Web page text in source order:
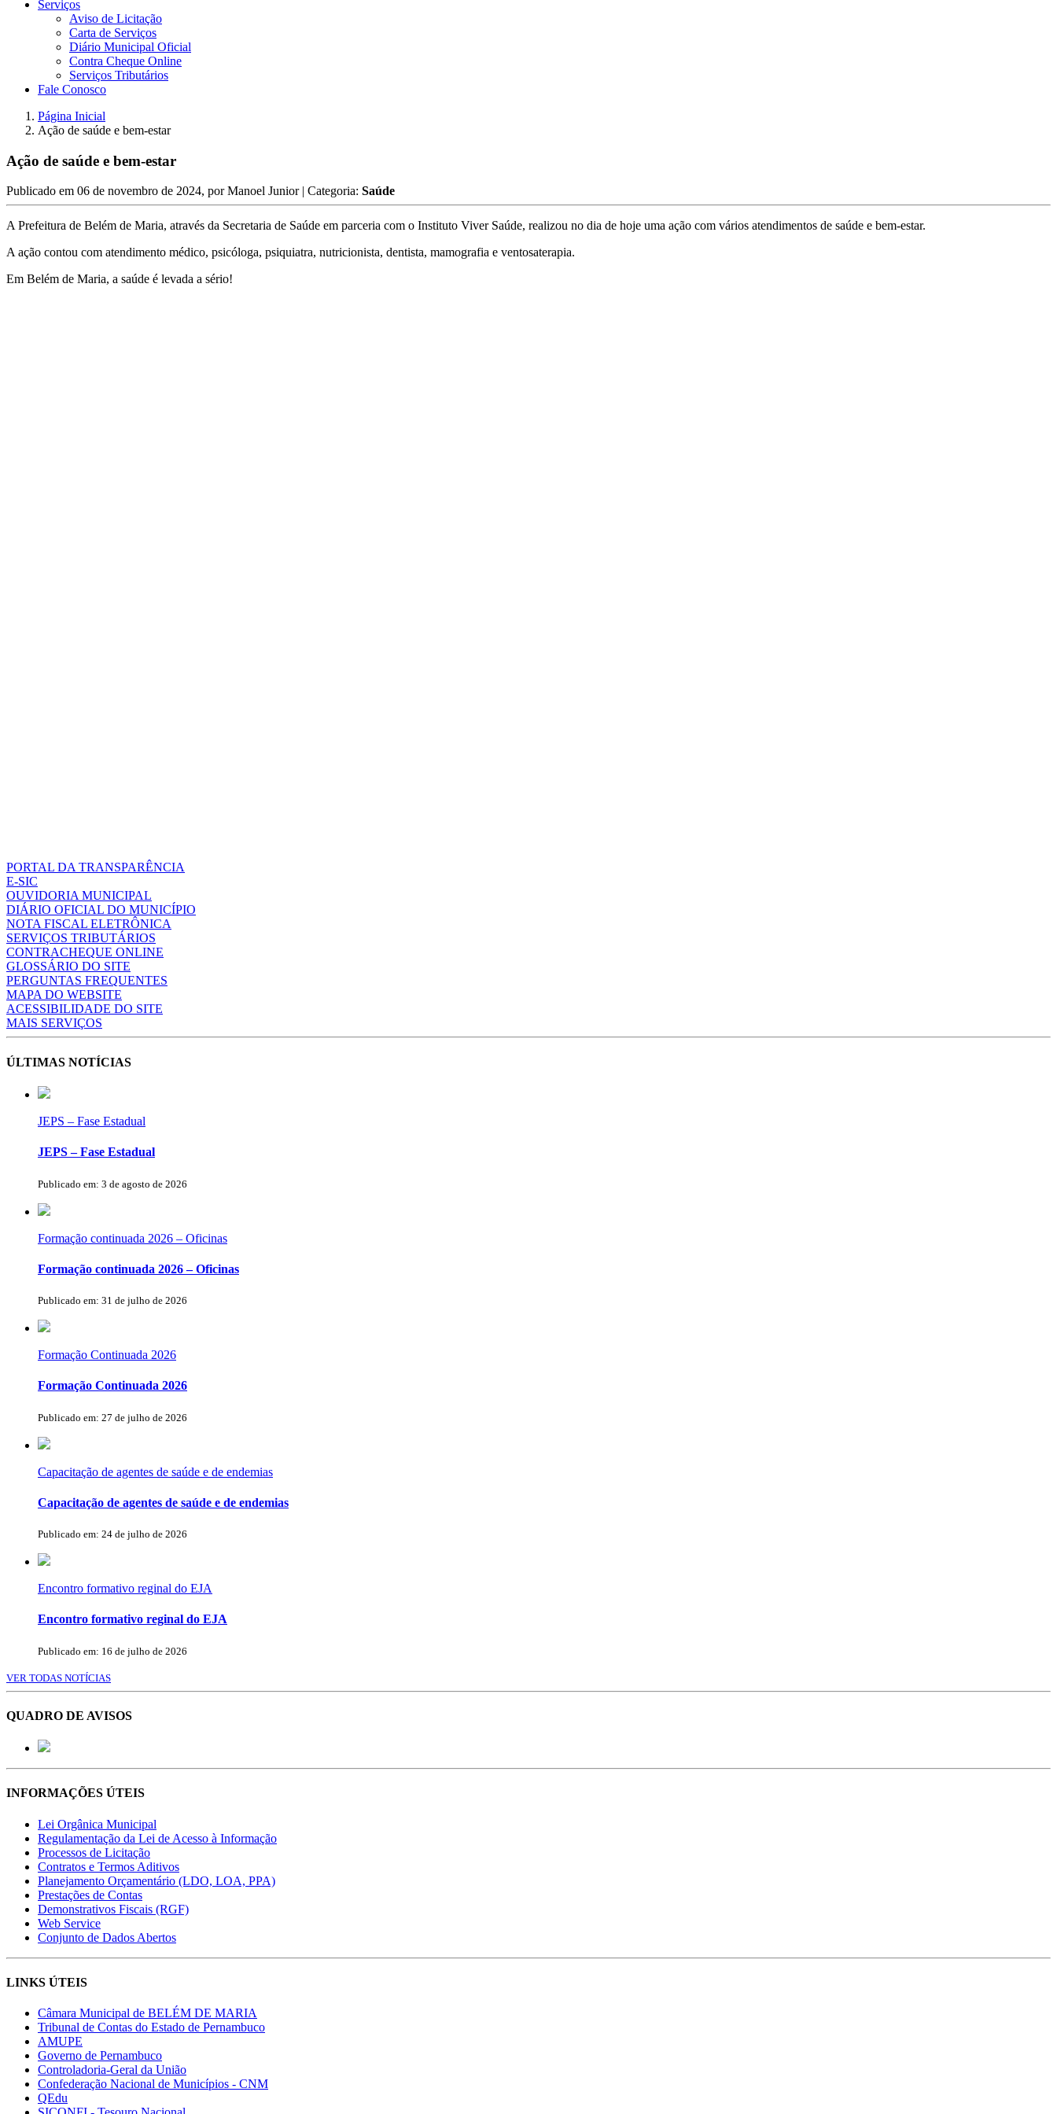
Serviços
Aviso de Licitação
Carta de Serviços
Diário Municipal Oficial
Contra Cheque Online
Serviços Tributários
Fale Conosco
Página Inicial
Ação de saúde e bem-estar
Ação de saúde e bem-estar
Publicado em 06 de novembro de 2024, porManoel Junior | Categoria: Saúde
A Prefeitura de Belém de Maria, através da Secretaria de Saúde em parceria com o Instituto Viver Saúde, realizou no dia de hoje uma ação com vários atendimentos de saúde e bem-estar.
A ação contou com atendimento médico, psicóloga, psiquiatra, nutricionista, dentista, mamografia e ventosaterapia.
Em Belém de Maria, a saúde é levada a sério!
PORTAL DA TRANSPARÊNCIA
E-SIC
OUVIDORIA MUNICIPAL
DIÁRIO OFICIAL DO MUNICÍPIO
NOTA FISCAL ELETRÔNICA
SERVIÇOS TRIBUTÁRIOS
CONTRACHEQUE ONLINE
GLOSSÁRIO DO SITE
PERGUNTAS FREQUENTES
MAPA DO WEBSITE
ACESSIBILIDADE DO SITE
MAIS SERVIÇOS
ÚLTIMAS NOTÍCIAS
JEPS – Fase Estadual
JEPS – Fase Estadual
Publicado em: 3 de agosto de 2026
Formação continuada 2026 – Oficinas
Formação continuada 2026 – Oficinas
Publicado em: 31 de julho de 2026
Formação Continuada 2026
Formação Continuada 2026
Publicado em: 27 de julho de 2026
Capacitação de agentes de saúde e de endemias
Capacitação de agentes de saúde e de endemias
Publicado em: 24 de julho de 2026
Encontro formativo reginal do EJA
Encontro formativo reginal do EJA
Publicado em: 16 de julho de 2026
VER TODAS NOTÍCIAS
QUADRO DE AVISOS
INFORMAÇÕES ÚTEIS
Lei Orgânica Municipal
Regulamentação da Lei de Acesso à Informação
Processos de Licitação
Contratos e Termos Aditivos
Planejamento Orçamentário (LDO, LOA, PPA)
Prestações de Contas
Demonstrativos Fiscais (RGF)
Web Service
Conjunto de Dados Abertos
LINKS ÚTEIS
Câmara Municipal de BELÉM DE MARIA
Tribunal de Contas do Estado de Pernambuco
AMUPE
Governo de Pernambuco
Controladoria-Geral da União
Confederação Nacional de Municípios - CNM
QEdu